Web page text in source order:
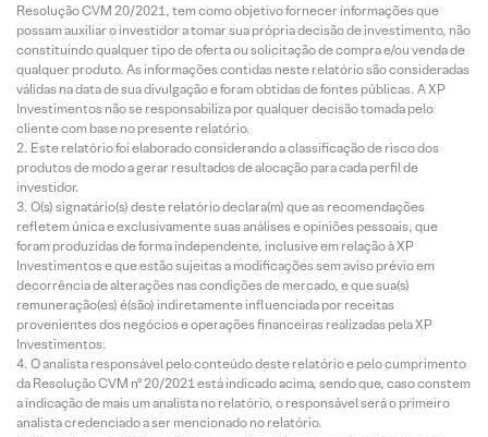
Resolução CVM 20/2021, tem como objetivo fornecer informações que
possam auxiliar o investidor a tomar sua própria decisão de investimento, não
constituindo qualquer tipo de oferta ou solicitação de compra e/ou venda de
qualquer produto. As informações contidas neste relatório são consideradas
válidas na data de sua divulgação e foram obtidas de fontes públicas. A XP
Investimentos não se responsabiliza por qualquer decisão tomada pelo
cliente com base no presente relatório.
Este relatório foi elaborado considerando a classificação de risco dos
produtos de modo a gerar resultados de alocação para cada perfil de
investidor.
O(s) signatário(s) deste relatório declara(m) que as recomendações
refletem única e exclusivamente suas análises e opiniões pessoais, que
foram produzidas de forma independente, inclusive em relação à XP
Investimentos e que estão sujeitas a modificações sem aviso prévio em
decorrência de alterações nas condições de mercado, e que sua(s)
remuneração(es) é(são) indiretamente influenciada por receitas
provenientes dos negócios e operações financeiras realizadas pela XP
Investimentos.
O analista responsável pelo conteúdo deste relatório e pelo cumprimento
da Resolução CVM nº 20/2021 está indicado acima, sendo que, caso constem
a indicação de mais um analista no relatório, o responsável será o primeiro
analista credenciado a ser mencionado no relatório.